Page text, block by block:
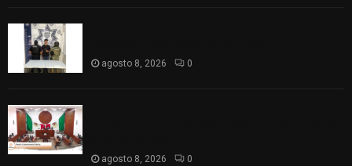
agosto 8, 2026 0
agosto 8, 2026 0